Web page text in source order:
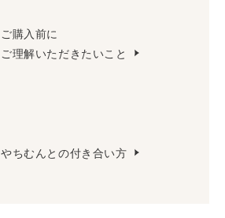
ご購入前に
ご理解いただきたいこと
やちむんとの付き合い方